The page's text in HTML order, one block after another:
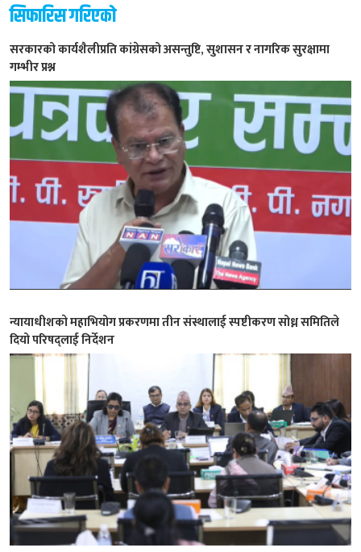
सिफारिस गरिएको
सरकारको कार्यशैलीप्रति कांग्रेसको असन्तुष्टि, सुशासन र नागरिक सुरक्षामा
गम्भीर प्रश्न
न्यायाधीशकाे महाभियोग प्रकरणमा तीन संस्थालाई स्पष्टीकरण सोध्न समितिले
दियो परिषद्लाई निर्देशन